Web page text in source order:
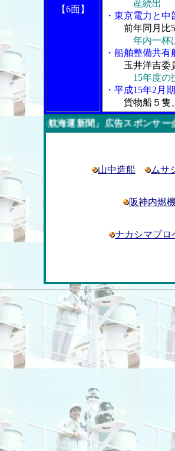
【6面】
産続出
・東京電力と
前年同月比
年内一杯
・船舶整備共
玉井洋吉委
15年度の
・平成15年2月
貨物船５隻
運新聞」広告スポンサー企業
山中造船 ムサ
阪神内燃
ナカシマプロ